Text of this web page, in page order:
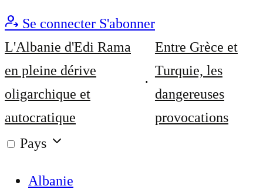
Se connecter S'abonner
L'Albanie d'Edi Rama
en pleine dérive
oligarchique et
autocratique
Entre Grèce et
Turquie, les
dangereuses
provocations
Pays
Albanie